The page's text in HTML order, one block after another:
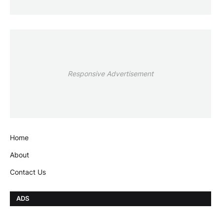
Responsive Advertisement
Home
About
Contact Us
ADS